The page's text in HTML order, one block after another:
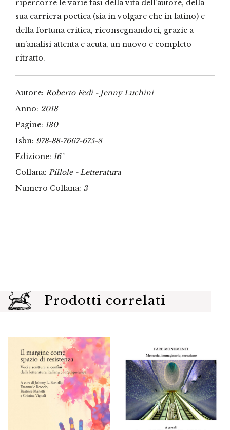
ripercorre le varie fasi della vita dell’autore, della
sua carriera poetica (sia in volgare che in latino) e
della fortuna critica, riconsegnandoci, grazie a
un’analisi attenta e acuta, un nuovo e completo
ritratto.
Autore: Roberto Fedi - Jenny Luchini
Anno: 2018
Pagine: 130
Isbn: 978-88-7667-675-8
Edizione: 16°
Collana: Pillole - Letteratura
Numero Collana: 3
Prodotti correlati